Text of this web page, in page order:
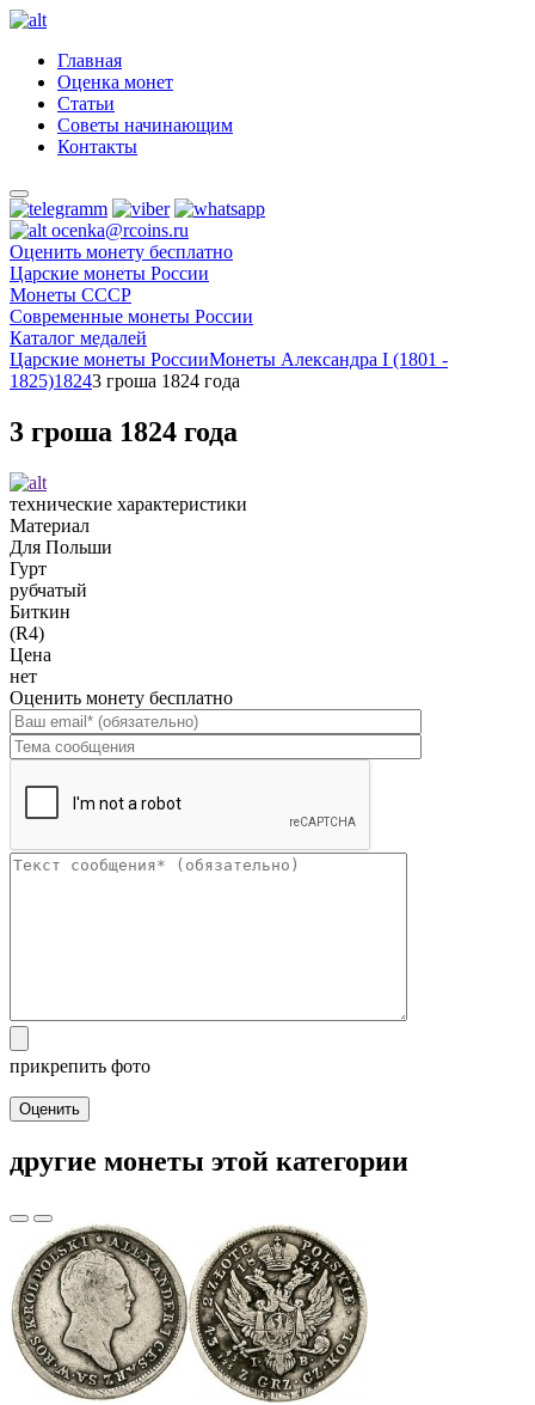
Главная
Оценка монет
Статьи
Советы начинающим
Контакты
ocenka@rcoins.ru
Оценить монету бесплатно
Царские монеты России
Монеты СССР
Современные монеты России
Каталог медалей
Царские монеты РоссииМонеты Александра I (1801 -
1825)18243 гроша 1824 года
3 гроша 1824 года
технические характеристики
Материал
Для Польши
Гурт
рубчатый
Биткин
(R4)
Цена
нет
Оценить монету бесплатно
прикрепить фото
Оценить
другие монеты этой категории